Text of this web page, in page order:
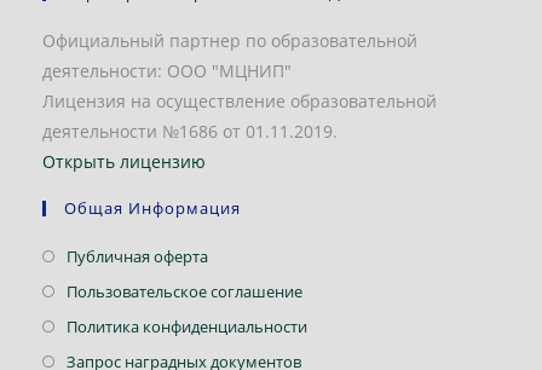
Официальный партнер по образовательной
деятельности: ООО "МЦНИП"
Лицензия на осуществление образовательной
деятельности №1686 от 01.11.2019.
Открыть лицензию
Общая Информация
Публичная офертаОткроется
в
Пользовательское соглашениеОткроется
в
Политика конфиденциальностиОткроется
Запрос наградных документовОткроется